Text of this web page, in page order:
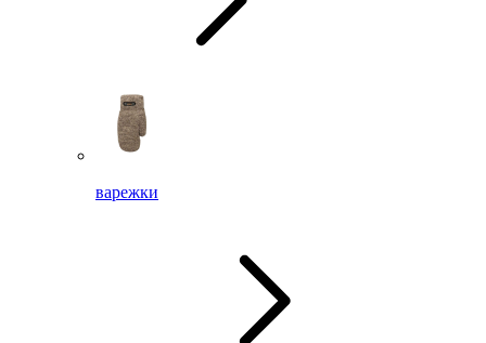
варежки